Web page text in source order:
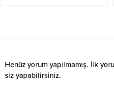
Henüz yorum yapılmamış. İlk
siz yapabilirsiniz.